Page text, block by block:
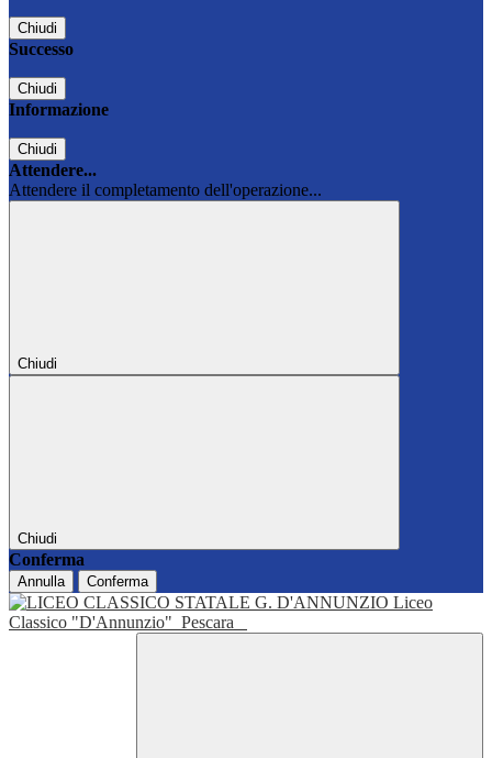
Chiudi
Successo
Chiudi
Informazione
Chiudi
Attendere...
Attendere il completamento dell'operazione...
Chiudi
Chiudi
Conferma
Annulla Conferma
Liceo
Classico "D'Annunzio" Pescara